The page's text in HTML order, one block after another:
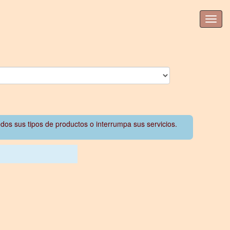
sus tipos de productos o interrumpa sus servicios.